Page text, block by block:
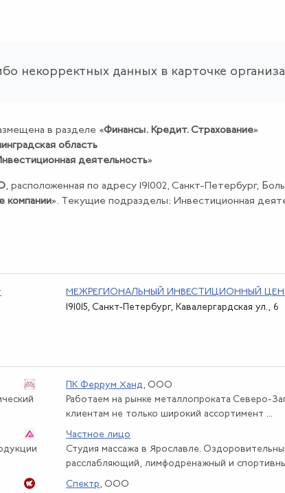
некорректных данных в карточке
в разделе «Финансы. Кредит. Страхование»
область
деятельность»
, расположенная по адресу 191002, Санкт-Петербург,
компании». Текущие подразделы: Инвестиционная
МЕЖРЕГИОНАЛЬНЫЙ ИНВЕСТИЦИОННЫЙ
191015, Санкт-Петербург, Кавалергардская ул., 6
ПК Феррум Ханд , ООО
Работаем на рынке металлопроката Северо-
клиентам не только широкий ассортимент ...
Частное лицо
Студия массажа в Ярославле.
расслабляющий, лимфодренажный и
Спектр , ООО